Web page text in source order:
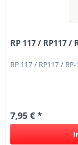
RP 117 / RP117 /
RP 117 / RP117 /
7,95 € *